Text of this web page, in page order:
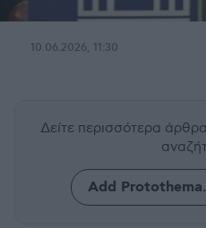
10.06.2026, 11:30
Δείτε περισσότερα
Add